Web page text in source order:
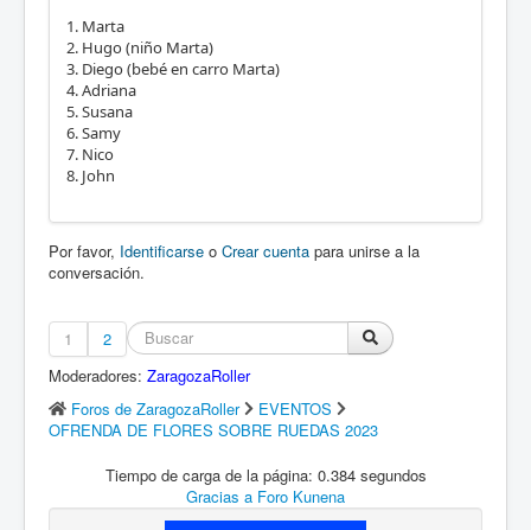
1. Marta
2. Hugo (niño Marta)
3. Diego (bebé en carro Marta)
4. Adriana
5. Susana
6. Samy
7. Nico
8. John
Por favor, Identificarse o Crear cuenta para unirse a la
conversación.
1
2
Moderadores: ZaragozaRoller
Foros de ZaragozaRoller
EVENTOS
OFRENDA DE FLORES SOBRE RUEDAS 2023
Tiempo de carga de la página: 0.384 segundos
Gracias a Foro Kunena